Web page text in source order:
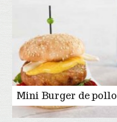
Mini Burger de pollo